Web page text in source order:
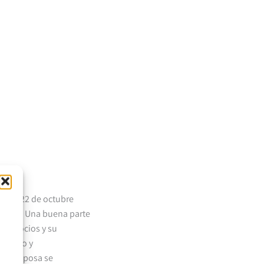
el 22 de octubre
Una buena parte
negocios y su
y
su esposa se